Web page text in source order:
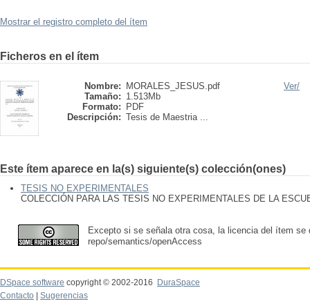
Mostrar el registro completo del ítem
Ficheros en el ítem
Nombre:
MORALES_JESUS.pdf
Tamaño: 1.513Mb
Formato:
PDF
Descripción: Tesis de Maestria ...
Ver/
Este ítem aparece en la(s) siguiente(s) colección(ones)
TESIS NO EXPERIMENTALES
COLECCIÓN PARA LAS TESIS NO EXPERIMENTALES DE LA
Excepto si se señala otra cosa, la licencia del ítem se
repo/semantics/openAccess
DSpace software copyright © 2002-2016
DuraSpace
Contacto
Sugerencias